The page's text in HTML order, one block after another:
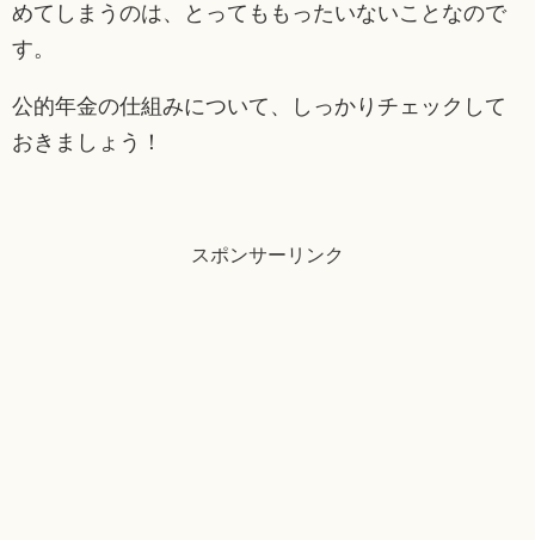
めてしまうのは、とってももったいないことなので
す。
公的年金の仕組みについて、しっかりチェックして
おきましょう！
スポンサーリンク